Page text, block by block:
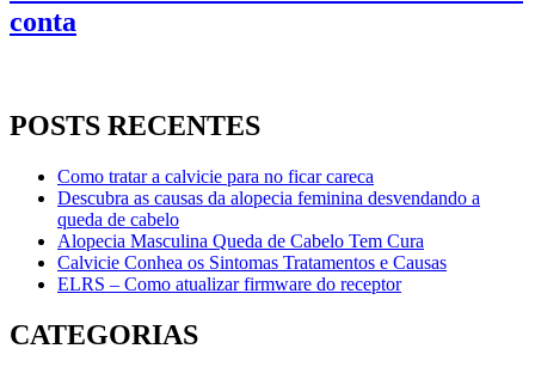
conta
POSTS RECENTES
Como tratar a calvicie para no ficar careca
Descubra as causas da alopecia feminina desvendando a
queda de cabelo
Alopecia Masculina Queda de Cabelo Tem Cura
Calvicie Conhea os Sintomas Tratamentos e Causas
ELRS – Como atualizar firmware do receptor
CATEGORIAS